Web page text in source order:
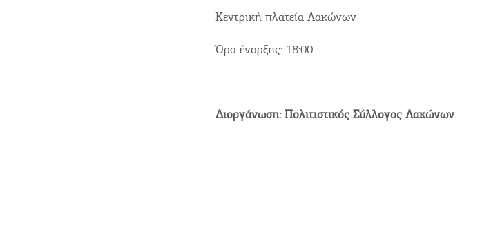
Διαμονή, Digital Nomads,
Κεντρική πλατεία Λακώνων
Ώρα έναρξης: 18:00
Διοργάνωση: Πολιτιστικός Σύλλογος Λακώνων
COOKIES.